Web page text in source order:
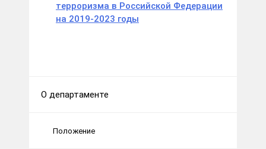
терроризма в Российской Федерации
на 2019-2023 годы
О департаменте
Положение